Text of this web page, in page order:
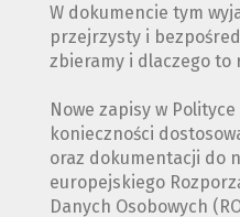
W dokumencie tym
przejrzysty i
zbieramy i dlaczego to
Nowe zapisy w
konieczności
oraz dokumentacji do
europejskiego
Danych Osobowych